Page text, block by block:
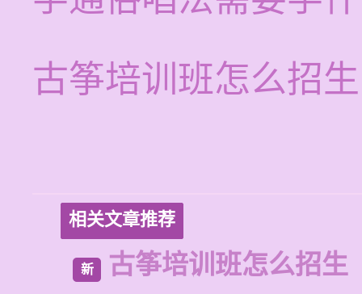
古筝培训班怎么招生
相关文章推荐
新 古筝培训班怎么招生